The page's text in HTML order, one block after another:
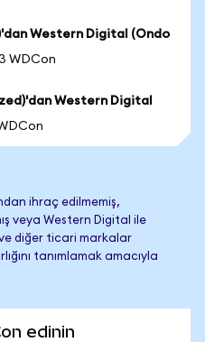
Western Digital (Ondo
WDCon
Western Digital
ihraç edilmemiş,
veya Western Digital ile
diğer ticari markalar
tanımlamak amacıyla
edinin